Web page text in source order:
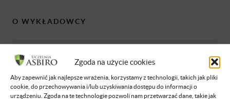
Zgoda na użycie cookies
Aby zapewnić jak najlepsze wrażenia, korzystamy z technologii, takich jak pliki
cookie, do przechowywania i/lub uzyskiwania dostępu do informacji o
urządzeniu. Zgoda na te technologie pozwoli nam przetwarzać dane, takie jak
O WYKŁADOWCY
W branży nieruchomości jestem od 10 lat. W
2012 roku zostałem współzałożycielem
Stowarzyszenia właścicieli nieruchomości na